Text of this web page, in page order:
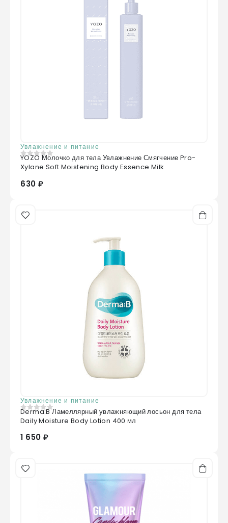
Увлажнение и питание
0 из 5
YOZO Молочко для тела Увлажнение Смягчение Pro-
Xylane Soft Moistening Body Essence Milk
630 ₽
Увлажнение и питание
0 из 5
Derma:B Ламеллярный увлажняющий лосьон для тела
Daily Moisture Body Lotion 400 мл
1 650 ₽